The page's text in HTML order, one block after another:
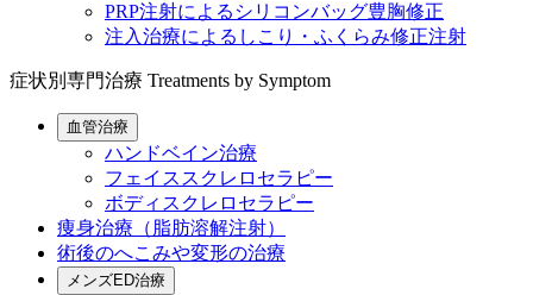
PRP注射によるシリコンバッグ豊胸修正
注入治療によるしこり・ふくらみ修正注射
症状別専門治療 Treatments by Symptom
血管治療
ハンドベイン治療
フェイススクレロセラピー
ボディスクレロセラピー
痩身治療（脂肪溶解注射）
術後のへこみや変形の治療
メンズED治療